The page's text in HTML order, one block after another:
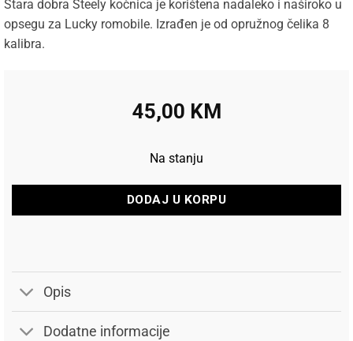
Stara dobra Steely kočnica je korištena nadaleko i naširoko u
opsegu za Lucky romobile. Izrađen je od opružnog čelika 8
kalibra.
45,00 KM
Na stanju
DODAJ U KORPU
Opis
Dodatne informacije